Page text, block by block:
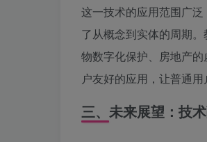
这一技术的应用范围广
了从概念到实体的周期
物数字化保护、房地产
户友好的应用，让普通
三、未来展望：技